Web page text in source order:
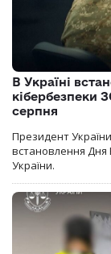
В Україні
кібербезпеки
серпня
Президент
встановлення Дня
України.